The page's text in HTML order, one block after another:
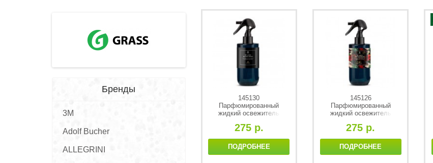
Бренды
3M
Adolf Bucher
ALLEGRINI
145130
Парфюмированный
жидкий освежитель
300мл
275 р.
ПОДРОБНЕЕ
145126
Парфюмированный
жидкий освежитель
Bloom (флакон 300мл)
275 р.
ПОДРОБНЕЕ